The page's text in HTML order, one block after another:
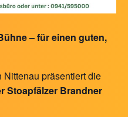
– für einen guten,
präsentiert die
Stoapfälzer Brandner